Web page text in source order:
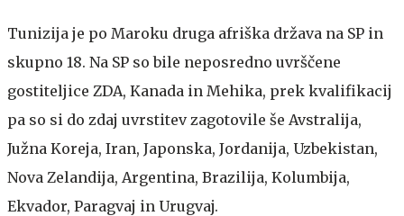
Tunizija je po Maroku druga afriška država na SP in
skupno 18. Na SP so bile neposredno uvrščene
gostiteljice ZDA, Kanada in Mehika, prek kvalifikacij
pa so si do zdaj uvrstitev zagotovile še Avstralija,
Južna Koreja, Iran, Japonska, Jordanija, Uzbekistan,
Nova Zelandija, Argentina, Brazilija, Kolumbija,
Ekvador, Paragvaj in Urugvaj.